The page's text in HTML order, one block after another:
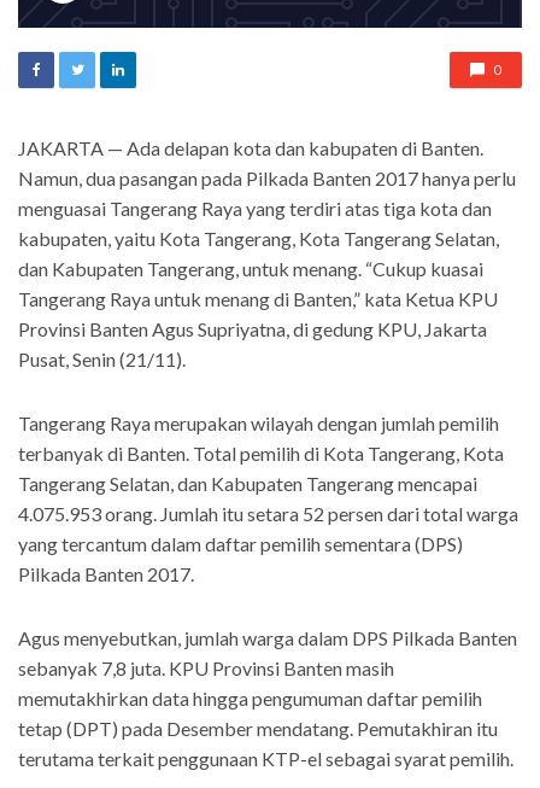
0
JAKARTA — Ada delapan kota dan kabupaten di Banten.
Namun, dua pasangan pada Pilkada Banten 2017 hanya perlu
menguasai Tangerang Raya yang terdiri atas tiga kota dan
kabupaten, yaitu Kota Tangerang, Kota Tangerang Selatan,
dan Kabupaten Tangerang, untuk menang. “Cukup kuasai
Tangerang Raya untuk menang di Banten,” kata Ketua KPU
Provinsi Banten Agus Supriyatna, di gedung KPU, Jakarta
Pusat, Senin (21/11).
Tangerang Raya merupakan wilayah dengan jumlah pemilih
terbanyak di Banten. Total pemilih di Kota Tangerang, Kota
Tangerang Selatan, dan Kabupaten Tangerang mencapai
4.075.953 orang. Jumlah itu setara 52 persen dari total warga
yang tercantum dalam daftar pemilih sementara (DPS)
Pilkada Banten 2017.
Agus menyebutkan, jumlah warga dalam DPS Pilkada Banten
sebanyak 7,8 juta. KPU Provinsi Banten masih
memutakhirkan data hingga pengumuman daftar pemilih
tetap (DPT) pada Desember mendatang. Pemutakhiran itu
terutama terkait penggunaan KTP-el sebagai syarat pemilih.